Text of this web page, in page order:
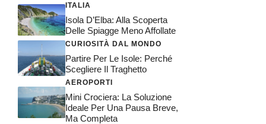
ITALIA
Isola D’Elba: Alla Scoperta
Delle Spiagge Meno Affollate
CURIOSITÀ DAL MONDO
Partire Per Le Isole: Perché
Scegliere Il Traghetto
AEROPORTI
Mini Crociera: La Soluzione
Ideale Per Una Pausa Breve,
Ma Completa